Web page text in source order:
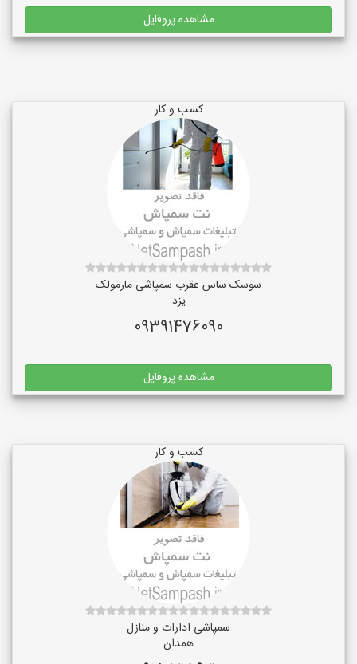
مشاهده پروفایل
کسب و کار
سوسک ساس عقرب سمپاشی مارمولک
یزد
09391476090
مشاهده پروفایل
کسب و کار
سمپاشی ادارات و منازل
همدان